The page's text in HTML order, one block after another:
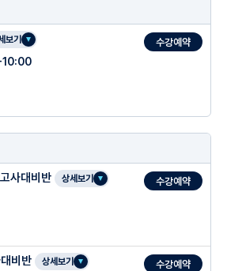
차 선택 가능
정
솔루션 제시
맞춤 커리큘럼 제시
및 학무모 피드백
보기
10:00
수강예약
수업
차 선택 가능
꼼하게 설명
사대비반 상세보기 수강예약
회+2직보_화목 P6-10 (3/5 개강)
비반 상세보기 수강예약